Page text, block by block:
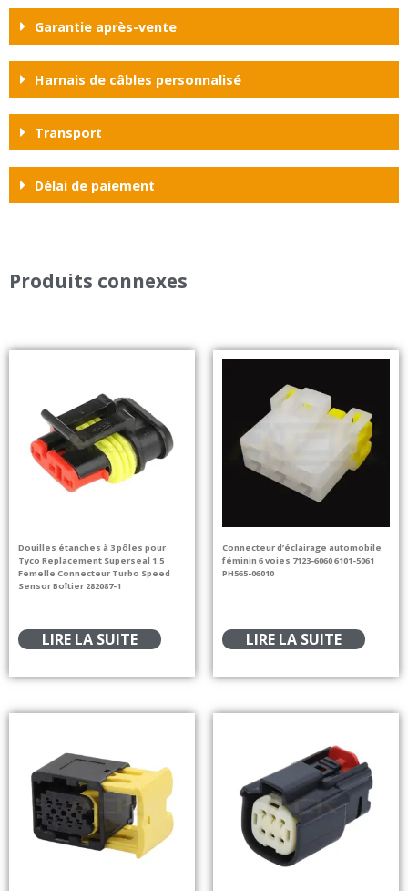
Garantie après-vente
Harnais de câbles personnalisé
Transport
Délai de paiement
Produits connexes
Douilles étanches à 3 pôles pour
Tyco Replacement Superseal 1.5
Femelle Connecteur Turbo Speed
Sensor Boîtier 282087-1
LIRE LA SUITE
Connecteur d’éclairage automobile
féminin 6 voies 7123-6060 6101-5061
PH565-06010
LIRE LA SUITE